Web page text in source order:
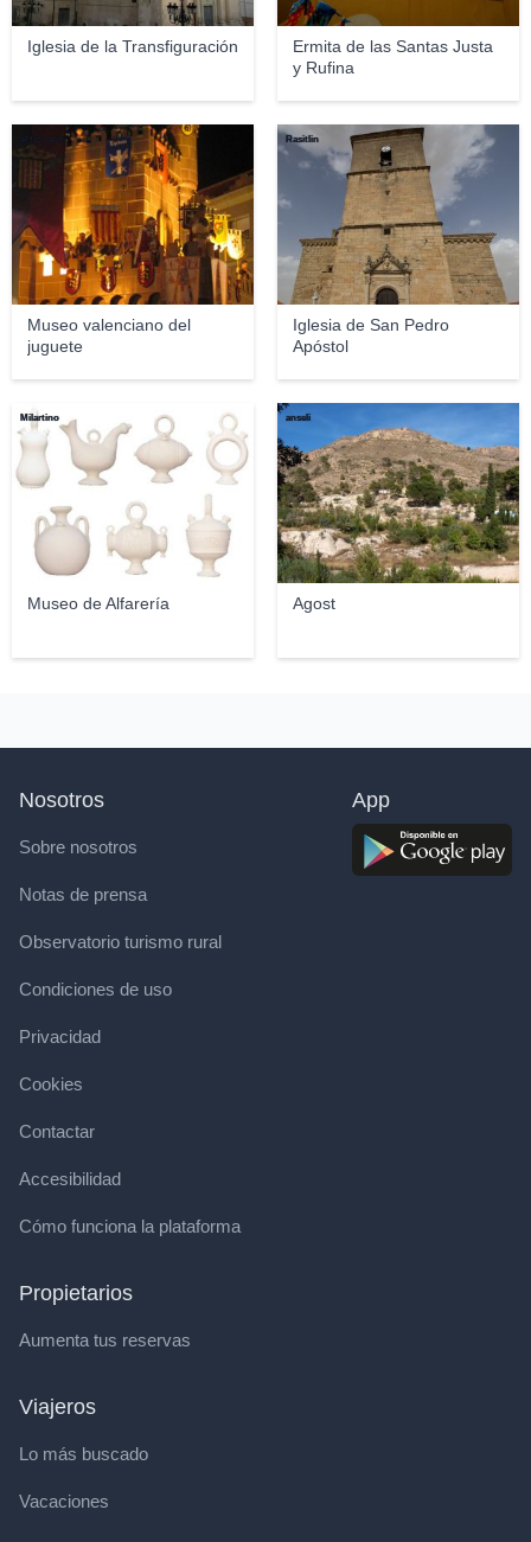
Iglesia de la Transfiguración
Ermita de las Santas Justa
y Rufina
Museo valenciano del
juguete
el tio cachi
Iglesia de San Pedro
Apóstol
Rasitlin
Museo de Alfarería
Milartino
Agost
anseli
Nosotros
Sobre nosotros
Notas de prensa
Observatorio turismo rural
Condiciones de uso
Privacidad
Cookies
Contactar
Accesibilidad
Cómo funciona la plataforma
Propietarios
Aumenta tus reservas
Viajeros
Lo más buscado
Vacaciones
App